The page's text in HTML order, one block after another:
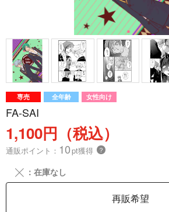
専売 全年齢 女性向け
FA-SAI
1,100円（税込）
通販ポイント： 10pt獲得 ？
╳ ：在庫なし
再販希望